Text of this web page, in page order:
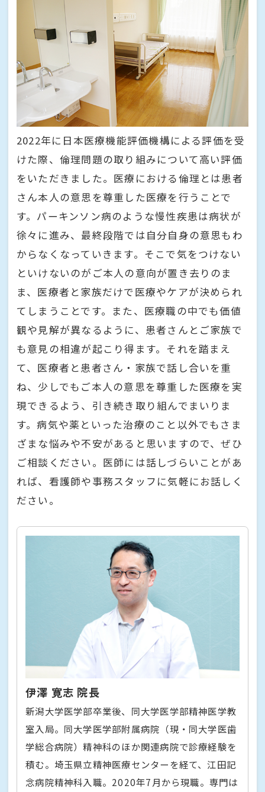
2022年に日本医療機能評価機構による評価を受
けた際、倫理問題の取り組みについて高い評価
をいただきました。医療における倫理とは患者
さん本人の意思を尊重した医療を行うことで
す。パーキンソン病のような慢性疾患は病状が
徐々に進み、最終段階では自分自身の意思もわ
からなくなっていきます。そこで気をつけない
といけないのがご本人の意向が置き去りのま
ま、医療者と家族だけで医療やケアが決められ
てしまうことです。また、医療職の中でも価値
観や見解が異なるように、患者さんとご家族で
も意見の相違が起こり得ます。それを踏まえ
て、医療者と患者さん・家族で話し合いを重
ね、少しでもご本人の意思を尊重した医療を実
現できるよう、引き続き取り組んでまいりま
す。病気や薬といった治療のこと以外でもさま
ざまな悩みや不安があると思いますので、ぜひ
ご相談ください。医師には話しづらいことがあ
れば、看護師や事務スタッフに気軽にお話しく
ださい。
伊澤 寛志 院長
新潟大学医学部卒業後、同大学医学部精神医学教
室入局。同大学医学部附属病院（現・同大学医歯
学総合病院）精神科のほか関連病院で診療経験を
積む。埼玉県立精神医療センターを経て、江田記
念病院精神科入職。2020年7月から現職。専門は